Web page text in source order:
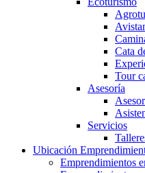
Cata
Tour
Asesoría
Servicios
Ubicación
Emprendimientos